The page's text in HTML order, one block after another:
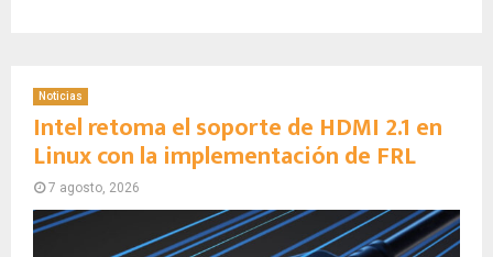
Noticias
Intel retoma el soporte de HDMI 2.1 en
Linux con la implementación de FRL
7 agosto, 2026